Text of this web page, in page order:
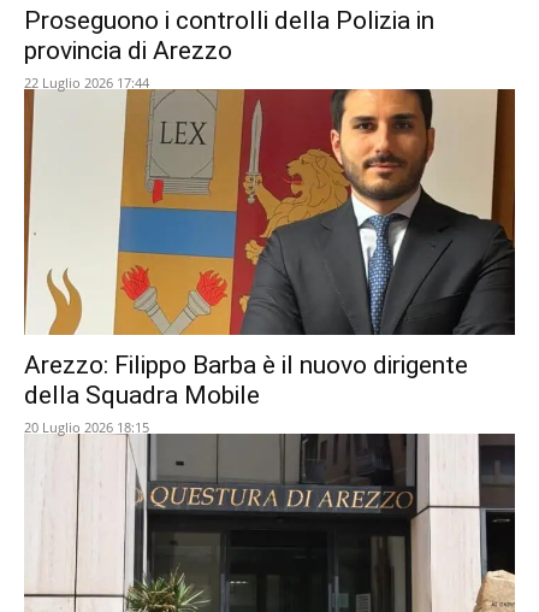
Proseguono i controlli della Polizia in
provincia di Arezzo
22 Luglio 2026 17:44
Arezzo: Filippo Barba è il nuovo dirigente
della Squadra Mobile
20 Luglio 2026 18:15